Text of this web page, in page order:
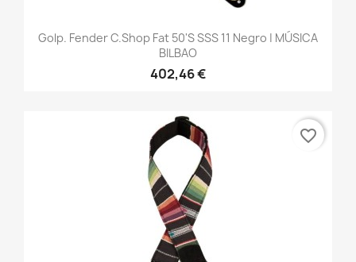
Golp. Fender C.Shop Fat 50's SSS 11 Negro | MÚSICA
BILBAO
402,46 €
favorite_border